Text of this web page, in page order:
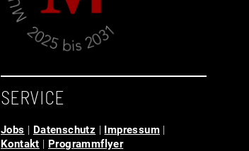
SERVICE
Jobs | Datenschutz | Impressum |
Kontakt | Programmflyer